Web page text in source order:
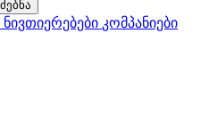
ძებნა
ნივთიერებები კომპანიები